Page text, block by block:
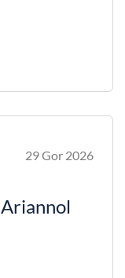
29 Gor 2026